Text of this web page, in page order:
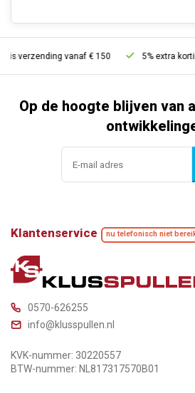
verzending vanaf € 150 5% extra
Op de hoogte blijven van
Klantenservice nu telefonisch niet
0570-626255
info@klusspullen.nl
KVK-nummer: 30220557
BTW-nummer: NL817317570B01